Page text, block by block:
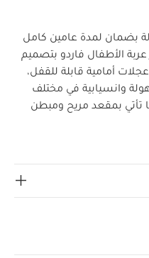
بضمان لمدة عامين كامل
عربة الأطفال فاردو بتصميم
أمامية قابلة للقفل،
وانسيابية في مختلف
تأتي بمقعد مريح ومبطن
لجميع المواسم
وعجلات كبيرة مناسبة